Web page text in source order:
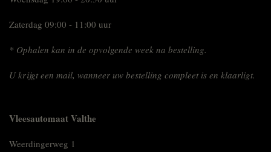
Zaterdag 09:00 - 11:00 uur
* Ophalen kan in de opvolgende week na bestelling.
U krijgt een mail, wanneer uw bestelling compleet is en klaarligt.
Vleesautomaat Valthe
Weerdingerweg 1